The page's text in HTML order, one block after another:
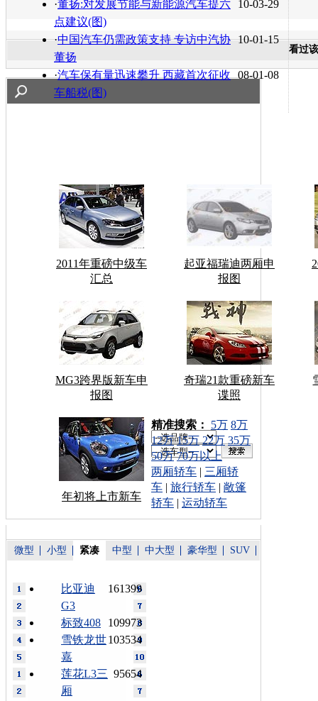
10-03-29
·董扬:对发展节能与新能源汽车提六
点建议(图)
10-01-15
·中国汽车仍需政策支持 专访中汽协
董扬
08-01-08
·汽车保有量迅速攀升 西藏首次征收
车船税(图)
看过
2011年重磅中级车
汇总
起亚福瑞迪两厢申
报图
MG3跨界版新车申
报图
奇瑞21款重磅新车
谍照
年初将上市新车
车型搜索：
精准搜索： 5万 8万
12万 15万 22万 35万
50万 70万以上
两厢轿车 | 三厢轿
车 | 旅行轿车 | 敞篷
轿车 | 运动轿车
微型 小型 紧凑 中型 中大型 豪华型 SUV
161399
比亚迪
G3
109973
标致408
103534
雪铁龙世
嘉
95654
莲花L3三
厢